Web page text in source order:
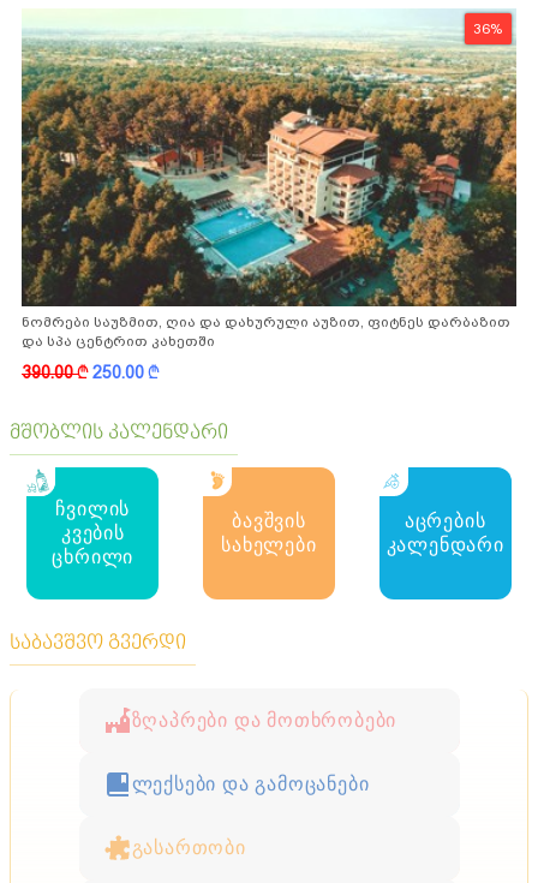
36%
ნომრები საუზმით, ღია და დახურული აუზით, ფიტნეს დარბაზით
და სპა ცენტრით კახეთში
390.00k250.00k
მშობლის კალენდარი
ჩვილის
კვების
ცხრილი
ბავშვის
სახელები
აცრების
კალენდარი
საბავშვო გვერდი
ზღაპრები და მოთხრობები
ლექსები და გამოცანები
გასართობი